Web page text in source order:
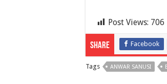
Post Views: 706
Share Facebook
Tags ANWAR SANUSI